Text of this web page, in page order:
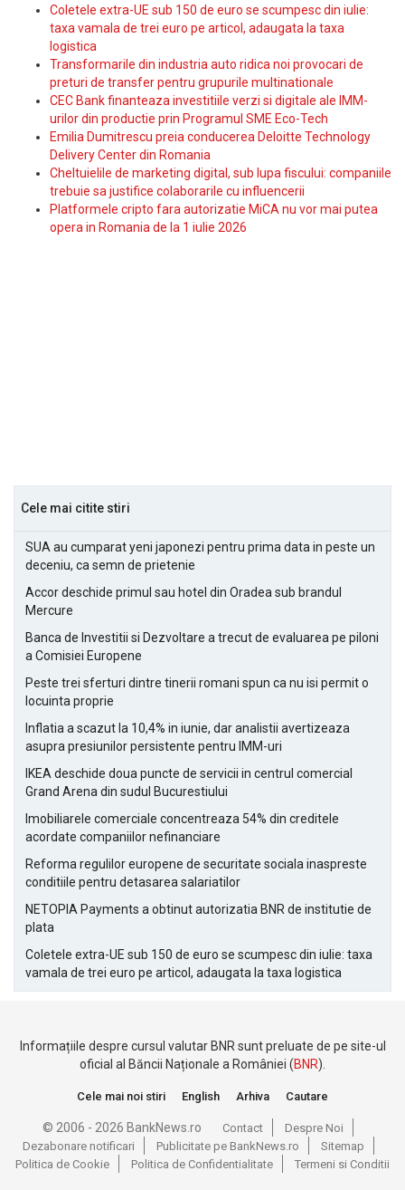
Coletele extra-UE sub 150 de euro se scumpesc din iulie:
taxa vamala de trei euro pe articol, adaugata la taxa
logistica
Transformarile din industria auto ridica noi provocari de
preturi de transfer pentru grupurile multinationale
CEC Bank finanteaza investitiile verzi si digitale ale IMM-
urilor din productie prin Programul SME Eco-Tech
Emilia Dumitrescu preia conducerea Deloitte Technology
Delivery Center din Romania
Cheltuielile de marketing digital, sub lupa fiscului: companiile
trebuie sa justifice colaborarile cu influencerii
Platformele cripto fara autorizatie MiCA nu vor mai putea
opera in Romania de la 1 iulie 2026
Cele mai citite stiri
SUA au cumparat yeni japonezi pentru prima data in peste un
deceniu, ca semn de prietenie
Accor deschide primul sau hotel din Oradea sub brandul
Mercure
Banca de Investitii si Dezvoltare a trecut de evaluarea pe piloni
a Comisiei Europene
Peste trei sferturi dintre tinerii romani spun ca nu isi permit o
locuinta proprie
Inflatia a scazut la 10,4% in iunie, dar analistii avertizeaza
asupra presiunilor persistente pentru IMM-uri
IKEA deschide doua puncte de servicii in centrul comercial
Grand Arena din sudul Bucurestiului
Imobiliarele comerciale concentreaza 54% din creditele
acordate companiilor nefinanciare
Reforma regulilor europene de securitate sociala inaspreste
conditiile pentru detasarea salariatilor
NETOPIA Payments a obtinut autorizatia BNR de institutie de
plata
Coletele extra-UE sub 150 de euro se scumpesc din iulie: taxa
vamala de trei euro pe articol, adaugata la taxa logistica
Informațiile despre cursul valutar BNR sunt preluate de pe site-ul
oficial al Băncii Naționale a României (BNR).
Cele mai noi stiri English Arhiva Cautare
© 2006 - 2026 BankNews.ro Contact
Despre Noi
Dezabonare notificari
Publicitate pe BankNews.ro
Sitemap
Politica de Cookie
Politica de Confidentialitate Termeni si Conditii